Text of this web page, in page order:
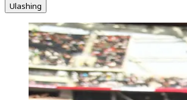
Ulashing